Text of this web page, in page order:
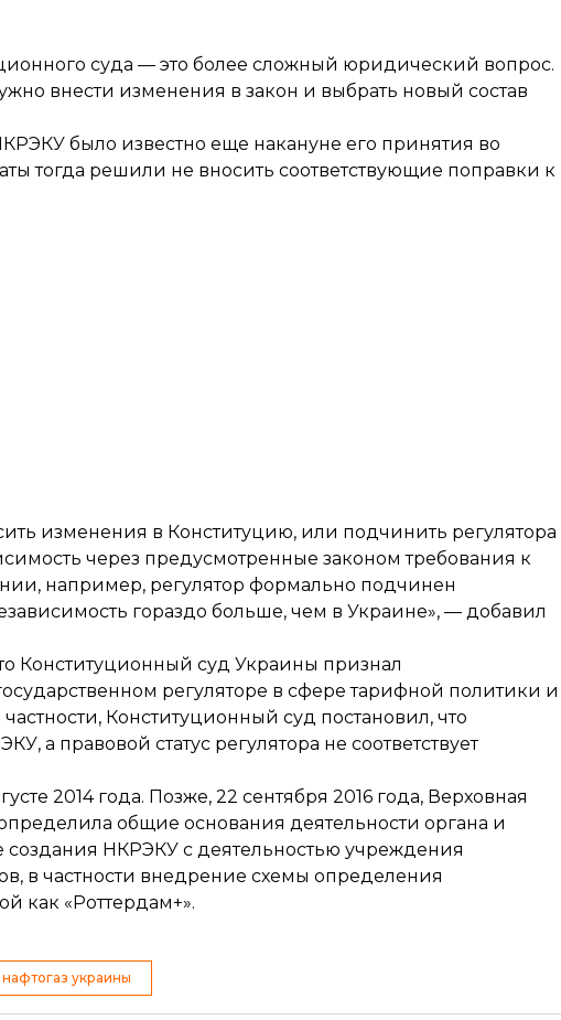
суда — это более сложный юридический вопрос.
внести изменения в закон и выбрать новый состав
было известно еще накануне его принятия во
тогда решили не вносить соответствующие поправки к
изменения в Конституцию, или подчинить регулятора
через предусмотренные законом требования к
например, регулятор формально подчинен
гораздо больше, чем в Украине», — добавил
Конституционный суд Украины признал
регуляторе в сфере тарифной политики и
Конституционный суд постановил, что
а правовой статус регулятора не соответствует
2014 года. Позже, 22 сентября 2016 года, Верховная
общие основания деятельности органа и
создания НКРЭКУ с деятельностью учреждения
в частности внедрение схемы определения
как «Роттердам+».
нафтогаз украины